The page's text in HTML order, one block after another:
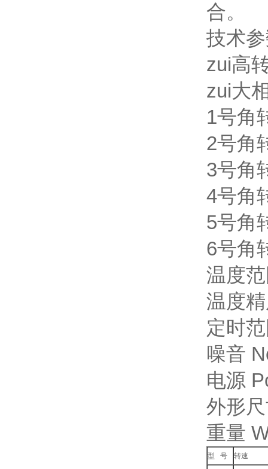
合。
技术参
zui高
zui大
1号角
2号角
3号角
4号角
5号角
6号角
温度
温度
定时
噪音
电源
外形
重量
型 号 转速